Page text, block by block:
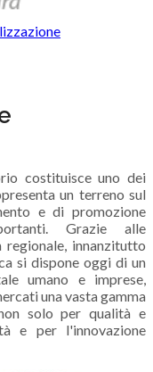
costituisce uno dei
un terreno sul
e di promozione
Grazie alle
innanzitutto
si dispone oggi di un
umano e imprese,
una vasta gamma
solo per qualità e
e per l'innovazione